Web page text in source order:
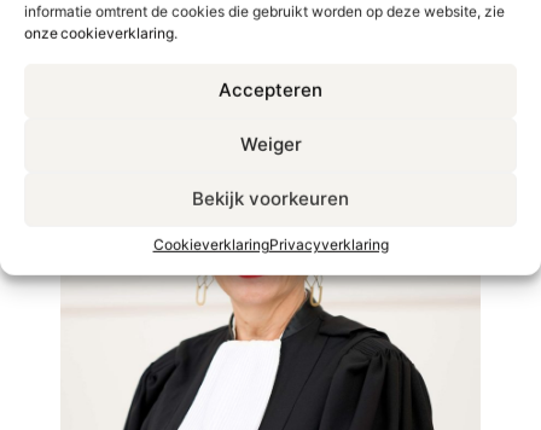
informatie omtrent de cookies die gebruikt worden op deze website, zie
onze cookieverklaring.
Accepteren
Weiger
Bekijk voorkeuren
CookieverklaringPrivacyverklaring